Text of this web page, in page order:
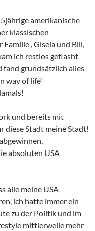
amerikanische
klassischen
, Gisela und Bill,
ich restlos geflasht
fand grundsätzlich alles
way of life“
und bereits mit
diese Stadt meine Stadt!
absoluten USA
alle meine USA
ich hatte immer ein
zu der Politik und im
mittlerweile mehr